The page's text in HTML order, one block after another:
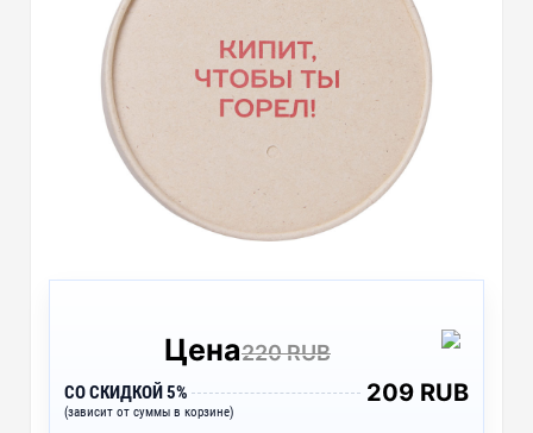
Цена220 RUB
СО СКИДКОЙ 5%
(зависит от суммы в корзине)
209 RUB